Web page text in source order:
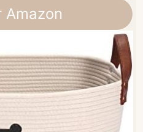
Amazon